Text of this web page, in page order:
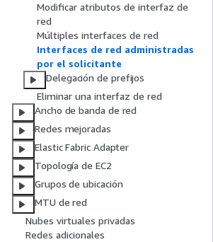
Modificar atributos de interfaz de
red
Múltiples interfaces de red
Interfaces de red administradas
por el solicitante
Delegación de prefijos
Eliminar una interfaz de red
Ancho de banda de red
Redes mejoradas
Elastic Fabric Adapter
Topología de EC2
Grupos de ubicación
MTU de red
Nubes virtuales privadas
Redes adicionales